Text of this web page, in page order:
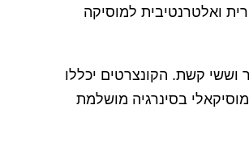
ואלטרנטיבית למוסיקה
דטנר וששי קשת. הקונצרטים יכללו
בסינרגיה מושלמת